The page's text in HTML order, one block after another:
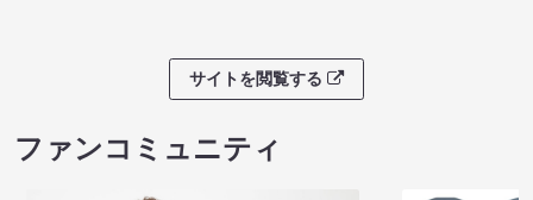
サイトを閲覧する
ファンコミュニティ